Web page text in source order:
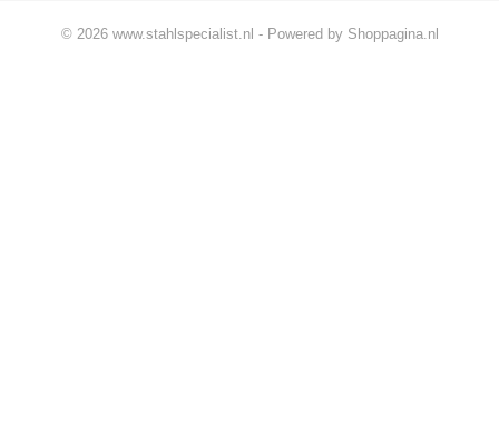
© 2026 www.stahlspecialist.nl - Powered by Shoppagina.nl